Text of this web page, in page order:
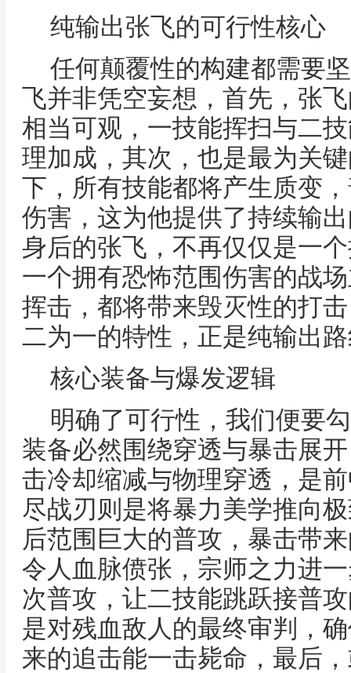
纯输出张飞的可行性核心
任何颠覆性的构建都需要
飞并非凭空妄想，首先，张
相当可观，一技能挥扫与二
理加成，其次，也是最为关
下，所有技能都将产生质变
伤害，这为他提供了持续输
身后的张飞，不再仅仅是一
一个拥有恐怖范围伤害的战
挥击，都将带来毁灭性的打
二为一的特性，正是纯输出
核心装备与爆发逻辑
明确了可行性，我们便要
装备必然围绕穿透与暴击展
击冷却缩减与物理穿透，是
尽战刃则是将暴力美学推向
后范围巨大的普攻，暴击带
令人血脉偾张，宗师之力进
次普攻，让二技能跳跃接普
是对残血敌人的最终审判，
来的追击能一击毙命，最后